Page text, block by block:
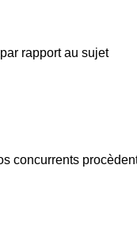
rapport au sujet
concurrents